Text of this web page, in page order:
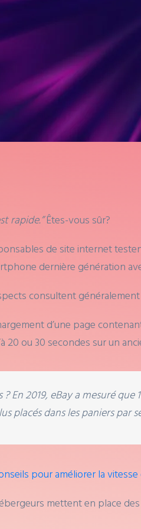
rapide.”Êtes-vous sûr?
de site internet
dernière génération
consultent
d’une page
20 ou 30 secondes sur un
? En 2019, eBay a mesuré
placés dans les paniers par
pour améliorer la
mettent en place